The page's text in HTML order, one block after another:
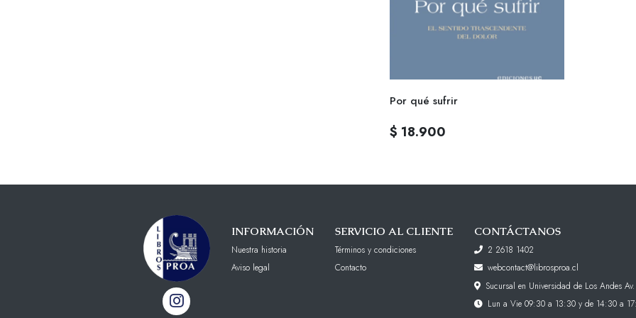
Por qué sufrir
$ 18.900
INFORMACIÓN
Nuestra historia
Aviso legal
SERVICIO AL CLIENTE
Términos y condiciones
Contacto
CONTÁCTANOS
2 2618 1402
webcontact@librosproa.cl
Sucursal en Universidad de Los Andes
Lun a Vie 09:30 a 13:30 y de 14:30 a